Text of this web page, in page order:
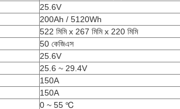
25.6V
200Ah / 5120Wh
522 মিমি x 267 মিমি x 220 মিমি
50 কেজিএস
25.6V
25.6 ~ 29.4V
150A
150A
0 ~ 55 ℃